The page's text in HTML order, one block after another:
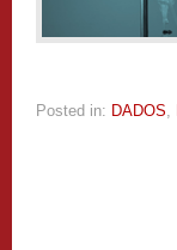
Posted in: DADOS,